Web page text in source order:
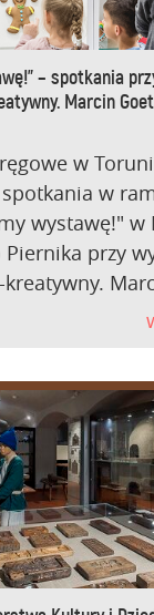
– spotkania
Marcin
w
w
wystawę!" w
przy